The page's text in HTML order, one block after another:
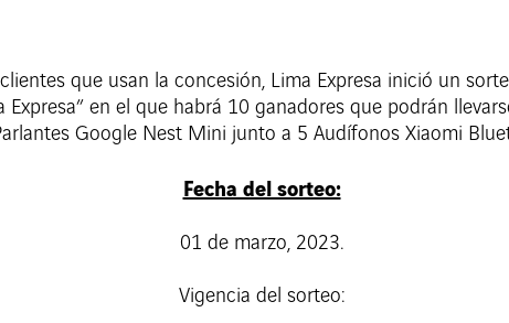
que usan la concesión, Lima Expresa inició un
en el que habrá 10 ganadores que podrán
Google Nest Mini junto a 5 Audífonos Xiaomi
Fecha del sorteo:
01 de marzo, 2023.
Vigencia del sorteo: